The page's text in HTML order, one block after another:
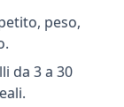
peso,
da 3 a 30